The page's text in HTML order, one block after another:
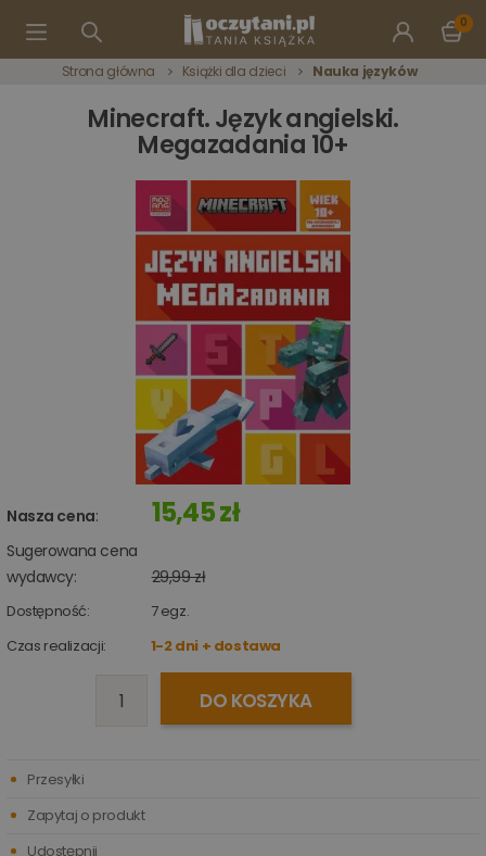
0
Strona główna Książki dla dzieci Nauka języków
Minecraft. Język angielski.
Megazadania 10+
Nasza cena: 15,45 zł
Sugerowana cena
wydawcy:
29,99 zł
Dostępność: 7egz.
Czas realizacji:
1-2 dni + dostawa
DO KOSZYKA
Przesyłki
Zapytaj o produkt
Udostępnij